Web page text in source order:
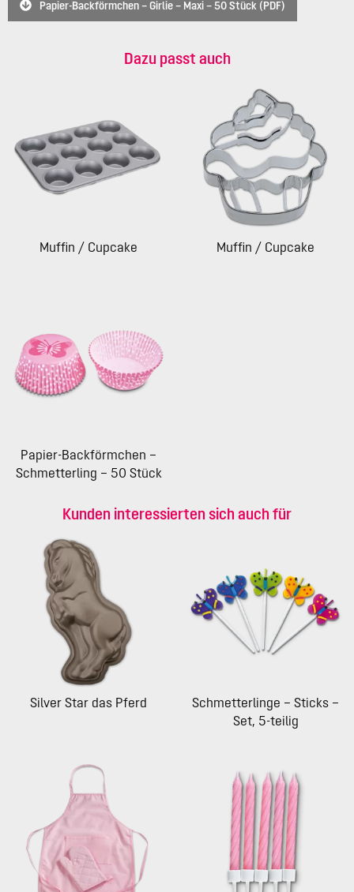
Papier-Backförmchen – Girlie – Maxi – 50 Stück (PDF)
Dazu passt auch
Muffin / Cupcake Muffin / Cupcake
Papier-Backförmchen –
Schmetterling – 50 Stück
Kunden interessierten sich auch für
Silver Star das Pferd
Schmetterlinge – Sticks –
Set, 5-teilig